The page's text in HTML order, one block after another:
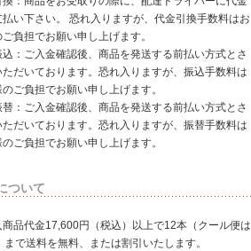
払い下さい。 恐れ入りますが、代金引換手数料はお
負担でお願い申し上げます。
込：ご入金確認後、商品を発送する前払い方式とさ
ただいております。恐れ入りますが、振込手数料は
のご負担でお願い申し上げます。
替：ご入金確認後、商品を発送する前払い方式とさ
ただいております。恐れ入りますが、振替手数料は
のご負担でお願い申し上げます。
ついて
商品代金17,600円（税込）以上で12本（クール便は
まで送料を無料、または割引いたします。